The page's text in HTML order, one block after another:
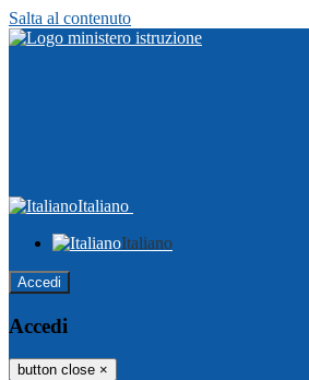
Salta al contenuto
Italiano
Italiano
Accedi
Accedi
button close ×